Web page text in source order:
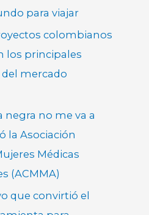
para viajar
colombianos
los principales
mercado
negra no me va a
la Asociación
Médicas
(ACMMA)
que convirtió el